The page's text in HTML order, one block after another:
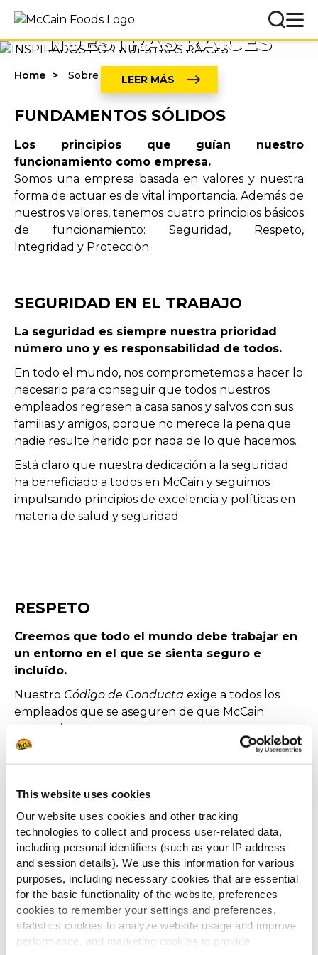
This website uses cookies
Our website uses cookies and other tracking
technologies to collect and process user-related data,
including personal identifiers (such as your IP address
and session details). We use this information for various
purposes, including necessary cookies that are essential
for the basic functionality of the website, preferences
cookies to remember your settings and preferences,
statistics cookies to analyze website usage and improve
performance, and marketing cookies to provide
INSPIRADOS POR
NUESTRAS RAÍCES
LEER MÁS
Home Sobre McCain
FUNDAMENTOS SÓLIDOS
Los principios que guían nuestro
funcionamiento como empresa.
Somos una empresa basada en valores y nuestra
forma de actuar es de vital importancia. Además de
nuestros valores, tenemos cuatro principios básicos
de funcionamiento: Seguridad, Respeto,
Integridad y Protección.
SEGURIDAD EN EL TRABAJO
La seguridad es siempre nuestra prioridad
número uno y es responsabilidad de todos.
En todo el mundo, nos comprometemos a hacer lo
necesario para conseguir que todos nuestros
empleados regresen a casa sanos y salvos con sus
familias y amigos, porque no merece la pena que
nadie resulte herido por nada de lo que hacemos.
Está claro que nuestra dedicación a la seguridad
ha beneficiado a todos en McCain y seguimos
impulsando principios de excelencia y políticas en
materia de salud y seguridad.
RESPETO
Creemos que todo el mundo debe trabajar en
un entorno en el que se sienta seguro e
incluído.
Nuestro Código de Conducta exige a todos los
empleados que se aseguren de que McCain
proporciona un entorno seguro, respetuoso,
inclusivo, libre de discriminación y acoso. Nuestro
Código de Conducta para proveedores también
infantil, la discriminación, el trato inhumano, el
abuso y el acoso.
INTEGRIDAD
Estamos comprometidos con principios de